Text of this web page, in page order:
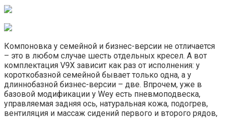
Компоновка у семейной и бизнес-версии не отличается
– это в любом случае шесть отдельных кресел. А вот
комплектация V9X зависит как раз от исполнения: у
короткобазной семейной бывает только одна, а у
длиннобазной бизнес-версии – две. Впрочем, уже в
базовой модификации у Wey есть пневмоподвеска,
управляемая задняя ось, натуральная кожа, подогрев,
вентиляция и массаж сидений первого и второго рядов,